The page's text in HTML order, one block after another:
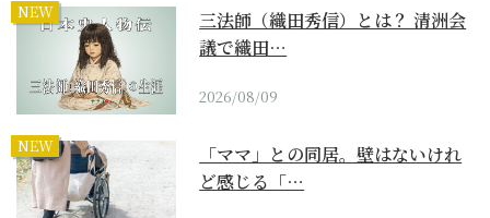
NEW
三法師（織田秀信）とは？ 清洲会
議で織田…
2026/08/09
NEW
「ママ」との同居。壁はないけれ
ど感じる「…